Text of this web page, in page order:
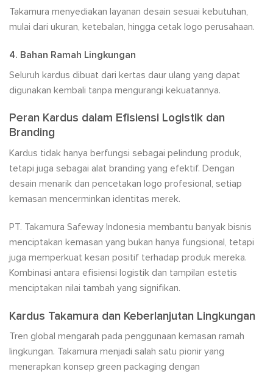
Takamura menyediakan layanan desain sesuai kebutuhan,
mulai dari ukuran, ketebalan, hingga cetak logo perusahaan.
4. Bahan Ramah Lingkungan
Seluruh kardus dibuat dari kertas daur ulang yang dapat
digunakan kembali tanpa mengurangi kekuatannya.
Peran Kardus dalam Efisiensi Logistik dan
Branding
Kardus tidak hanya berfungsi sebagai pelindung produk,
tetapi juga sebagai alat branding yang efektif. Dengan
desain menarik dan pencetakan logo profesional, setiap
kemasan mencerminkan identitas merek.
PT. Takamura Safeway Indonesia membantu banyak bisnis
menciptakan kemasan yang bukan hanya fungsional, tetapi
juga memperkuat kesan positif terhadap produk mereka.
Kombinasi antara efisiensi logistik dan tampilan estetis
menciptakan nilai tambah yang signifikan.
Kardus Takamura dan Keberlanjutan Lingkungan
Tren global mengarah pada penggunaan kemasan ramah
lingkungan. Takamura menjadi salah satu pionir yang
menerapkan konsep green packaging dengan